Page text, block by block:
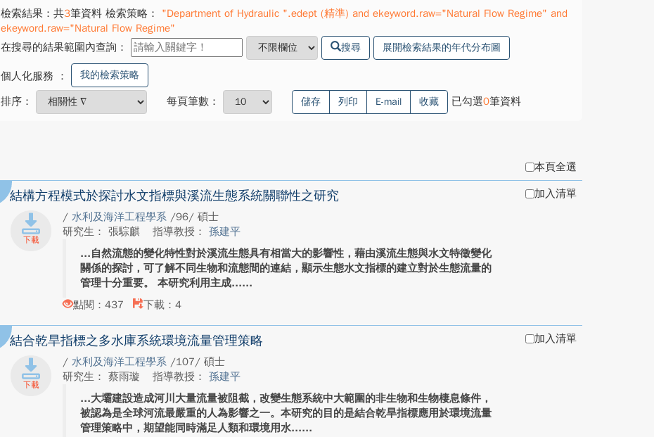
檢索結果：共3筆資料 檢索策略：
"Department of Hydraulic ".edept (精準) and ekeyword.raw="Natural Flow Regime" and
ekeyword.raw="Natural Flow Regime"
在搜尋的結果範圍內查詢：
搜尋 展開檢索結果的年代分布圖
個人化服務 ： 我的檢索策略
排序： 每頁筆數： 儲存 列印 E-mail 收藏 已勾選0筆資料
本頁全選
結構方程模式於探討水文指標與溪流生態系統關聯性之研究
/ 水利及海洋工程學系 /96/ 碩士
研究生： 張騌麒
指導教授： 孫建平
自然流態的變化特性對於溪流生態具有相當大的影響性，藉由溪流生態與水文特徵變化
關係的探討，可了解不同生物和流態間的連結，顯示生態水文指標的建立對於生態流量的
管理十分重要。 本研究利用主成...
點閱：437
下載：4
加入清單
結合乾旱指標之多水庫系統環境流量管理策略
/ 水利及海洋工程學系 /107/ 碩士
研究生： 蔡雨璇
指導教授： 孫建平
大壩建設造成河川大量流量被阻截，改變生態系統中大範圍的非生物和生物棲息條件，
被認為是全球河流最嚴重的人為影響之一。本研究的目的是結合乾旱指標應用於環境流量
管理策略中，期望能同時滿足人類和環境用水...
加入清單